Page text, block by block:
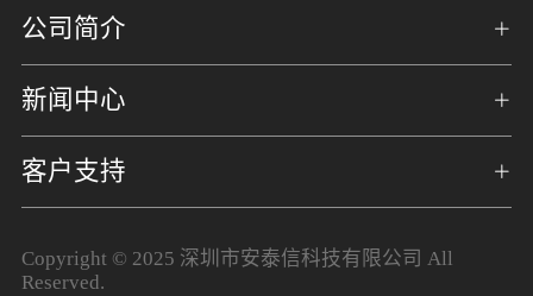
公司简介
新闻中心
客户支持
Copyright © 2025 深圳市安泰信科技有限公司 All
Reserved.